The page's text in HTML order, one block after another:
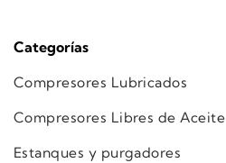
Categorías
Compresores Lubricados
Compresores Libres de Aceite
Estanques y purgadores